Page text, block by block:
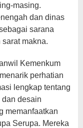
masing.
dan dinas
sarana
makna.
Kemenkum
perhatian
lengkap tentang
dan desain
memanfaatkan
Serupa. Mereka